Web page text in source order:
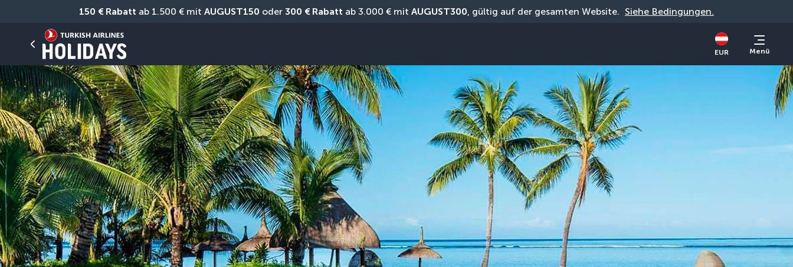
150 € Rabatt ab 1.500 € mit AUGUST150 oder 300 € Rabatt ab 3.000 € mit AUGUST300, gültig auf der gesamten Website. Siehe Bedingungen.
EUR Menü